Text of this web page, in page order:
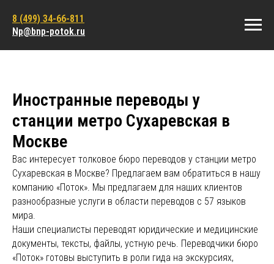
8 (499) 34-66-811
Np@bnp-potok.ru
Иностранные переводы у
станции метро Сухаревская в
Москве
Вас интересует толковое бюро переводов у станции метро
Сухаревская в Москве? Предлагаем вам обратиться в нашу
компанию «Поток». Мы предлагаем для наших клиентов
разнообразные услуги в области переводов с 57 языков
мира.
Наши специалисты переводят юридические и медицинские
документы, тексты, файлы, устную речь. Переводчики бюро
«Поток» готовы выступить в роли гида на экскурсиях,